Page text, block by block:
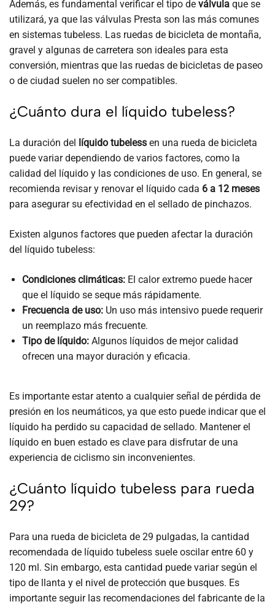
Además, es fundamental verificar el tipo de válvula que se
utilizará, ya que las válvulas Presta son las más comunes
en sistemas tubeless. Las ruedas de bicicleta de montaña,
gravel y algunas de carretera son ideales para esta
conversión, mientras que las ruedas de bicicletas de paseo
o de ciudad suelen no ser compatibles.
¿Cuánto dura el líquido tubeless?
La duración del líquido tubeless en una rueda de bicicleta
puede variar dependiendo de varios factores, como la
calidad del líquido y las condiciones de uso. En general, se
recomienda revisar y renovar el líquido cada 6 a 12 meses
para asegurar su efectividad en el sellado de pinchazos.
Existen algunos factores que pueden afectar la duración
del líquido tubeless:
Condiciones climáticas:El calor extremo puede hacer
que el líquido se seque más rápidamente.
Frecuencia de uso:Un uso más intensivo puede requerir
un reemplazo más frecuente.
Tipo de líquido:Algunos líquidos de mejor calidad
ofrecen una mayor duración y eficacia.
Es importante estar atento a cualquier señal de pérdida de
presión en los neumáticos, ya que esto puede indicar que el
líquido ha perdido su capacidad de sellado. Mantener el
líquido en buen estado es clave para disfrutar de una
experiencia de ciclismo sin inconvenientes.
¿Cuánto líquido tubeless para rueda
29?
Para una rueda de bicicleta de 29 pulgadas, la cantidad
recomendada de líquido tubeless suele oscilar entre 60 y
120 ml. Sin embargo, esta cantidad puede variar según el
tipo de llanta y el nivel de protección que busques. Es
importante seguir las recomendaciones del fabricante de la